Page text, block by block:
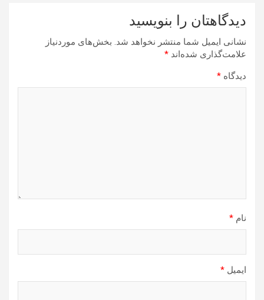
دیدگاهتان را بنویسید
نشانی ایمیل شما منتشر نخواهد شد. بخش‌های موردنیاز
علامت‌گذاری شده‌اند *
دیدگاه *
نام *
ایمیل *